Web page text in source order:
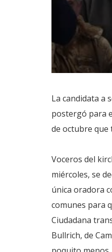
La candidata a
postergó para
de octubre que
Voceros del
miércoles, se
única oradora
comunes para
Ciudadana
Bullrich, de